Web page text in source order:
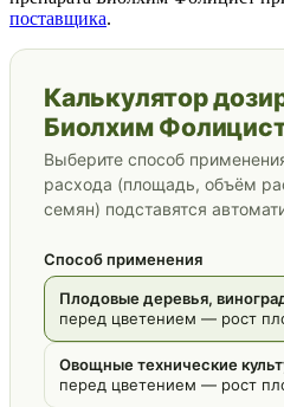
поставщика.
Калькулятор
Биолхим
Выберите способ
расхода (площадь, объём
семян) подставятся
Способ применения
Плодовые деревья,
перед цветением — рост
Овощные технические
перед цветением — рост